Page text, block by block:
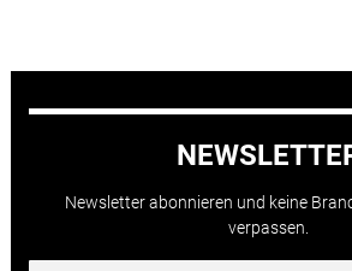
Newsletter abonnieren und keine
verpassen.